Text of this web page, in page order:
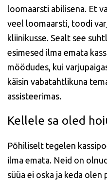
loomaarsti abilisena. Et
veel loomaarsti, toodi
kliinikusse. Sealt see
esimesed ilma emata
möödudes, kui
käisin vabatahtlikuna
assisteerimas.
Kellele sa oled
Põhiliselt tegelen
ilma emata. Neid on
süüa ei oska ja keda